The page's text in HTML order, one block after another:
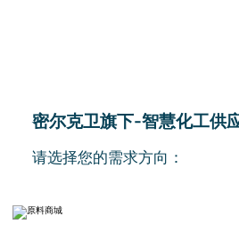
密尔克卫旗下-智慧化工供
请选择您的需求方向：